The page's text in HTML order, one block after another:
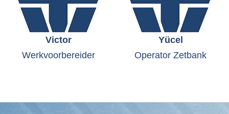
Victor
Werkvoorbereider
Yücel
Operator Zetbank